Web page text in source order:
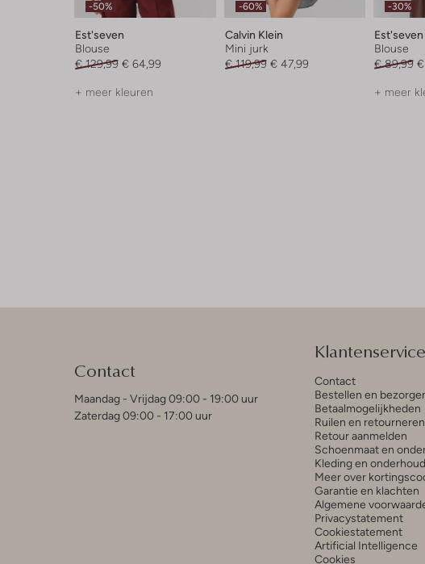
-50%
Est'seven
Blouse
€ 129,99 € 64,99
+ meer kleuren
-60%
Calvin Klein
Mini jurk
€ 119,99 € 47,99
-30%
Est'seven
Blouse
€ 89,99
+ meer
Contact
Maandag - Vrijdag 09:00 - 19:00 uur
Zaterdag 09:00 - 17:00 uur
Klantenservice
Contact
Bestellen en
Betaalmogelijkheden
Ruilen en retourneren
Retour aanmelden
Schoenmaat en
Kleding en onderhoud
Meer over
Garantie en klachten
Algemene
Privacystatement
Cookiestatement
Artificial Intelligence
Cookies